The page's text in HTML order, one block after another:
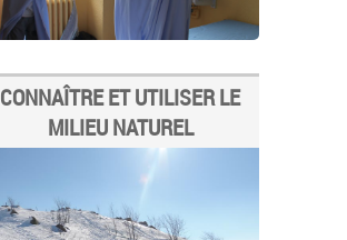
CONNAÎTRE ET UTILISER LE
MILIEU NATUREL